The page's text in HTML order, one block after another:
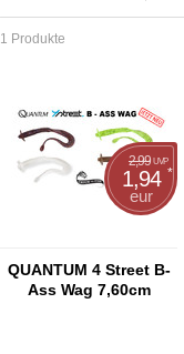
1 Produkte
2,99 UVP
1,94 *
eur
QUANTUM 4 Street B-
Ass Wag 7,60cm